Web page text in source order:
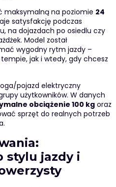
maksymalną na poziomie 24
satysfakcję podczas
na dojazdach po osiedlu czy
Model został
wygodny rytm jazdy –
jak i wtedy, gdy chcesz
pojazd elektryczny
użytkowników. W danych
obciążenie 100 kgoraz
sprzęt do realnych potrzeb
stylu jazdy i